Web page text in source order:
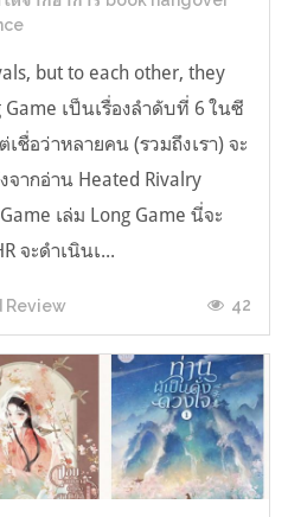
but to each other, they
เป็นเรื่องลำดับที่ 6 ในซี
ชื่อว่าหลายคน (รวมถึงเรา) จะ
ากอ่าน Heated Rivalry
เล่ม Long Game นี่จะ
จะดำเนินเ...
Review 42